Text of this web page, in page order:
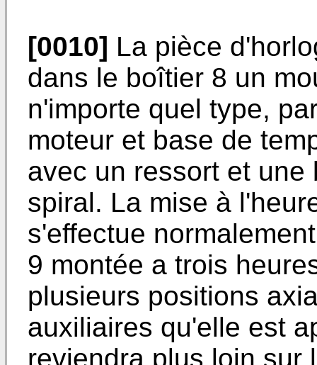
[0010] La pièce
dans le boîtier 8 un
n'importe quel type,
moteur et base de
avec un ressort et
spiral. La mise à
s'effectue
9 montée a trois
plusieurs positions
auxiliaires qu'elle est
reviendra plus loin sur